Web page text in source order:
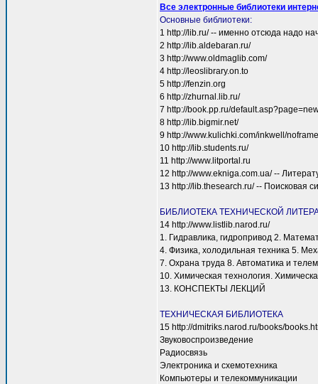
Все электронные библиотеки
Основные библиотеки:
1 http://lib.ru/ -- именно отсюда надо
2 http://lib.aldebaran.ru/
3 http://www.oldmaglib.com/
4 http://leoslibrary.on.to
5 http://fenzin.org
6 http://zhurnal.lib.ru/
7 http://book.pp.ru/
8 http://lib.bigmir.net/
9 http://www.kulichki.com/inkwell/
10 http://lib.students.ru/
11 http://www.litportal.ru
12 http://www.ekniga.com.ua/ --
13 http://lib.thesearch.ru/ -- Поисковая
БИБЛИОТЕКА ТЕХНИЧЕСКОЙ
14 http://www.listlib.narod.ru/
1. Гидравлика, гидропривод 2.
4. Физика, холодильная техника 5.
7. Охрана труда 8. Автоматика и
10. Химическая технология.
13. КОНСПЕКТЫ ЛЕКЦИЙ
ТЕХНИЧЕСКАЯ БИБЛИОТЕКА
15 http://dmitriks.narod.ru/books/
Звуковоспроизведение
Радиосвязь
Электроника и схемотехника
Компьютеры и телекоммуникации